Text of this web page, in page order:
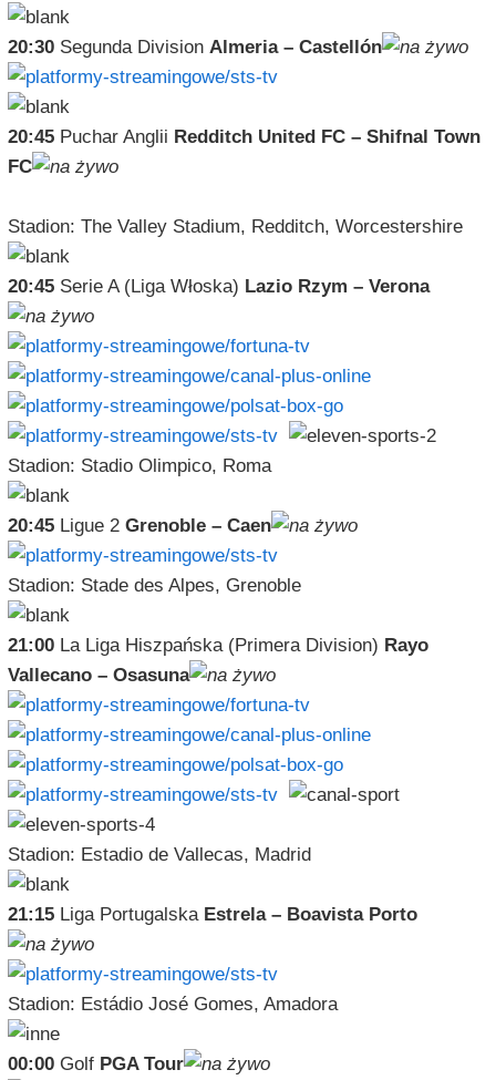
20:30Segunda Division Almeria – Castellón
20:45Puchar Anglii Redditch United FC – Shifnal Town
FC
Stadion: The Valley Stadium, Redditch, Worcestershire
20:45Serie A (Liga Włoska) Lazio Rzym – Verona
Stadion: Stadio Olimpico, Roma
20:45Ligue 2 Grenoble – Caen
Stadion: Stade des Alpes, Grenoble
21:00La Liga Hiszpańska (Primera Division) Rayo
Vallecano – Osasuna
Stadion: Estadio de Vallecas, Madrid
21:15Liga Portugalska Estrela – Boavista Porto
Stadion: Estádio José Gomes, Amadora
00:00Golf PGA Tour